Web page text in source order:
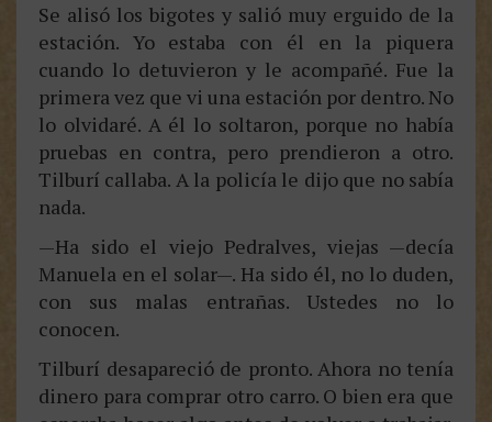
Se alisó los bigotes y salió muy erguido de la
estación. Yo estaba con él en la piquera
cuando lo detuvieron y le acompañé. Fue la
primera vez que vi una estación por dentro. No
lo olvidaré. A él lo soltaron, porque no había
pruebas en contra, pero prendieron a otro.
Tilburí callaba. A la policía le dijo que no sabía
nada.
—Ha sido el viejo Pedralves, viejas —decía
Manuela en el solar—. Ha sido él, no lo duden,
con sus malas entrañas. Ustedes no lo
conocen.
Tilburí desapareció de pronto. Ahora no tenía
dinero para comprar otro carro. O bien era que